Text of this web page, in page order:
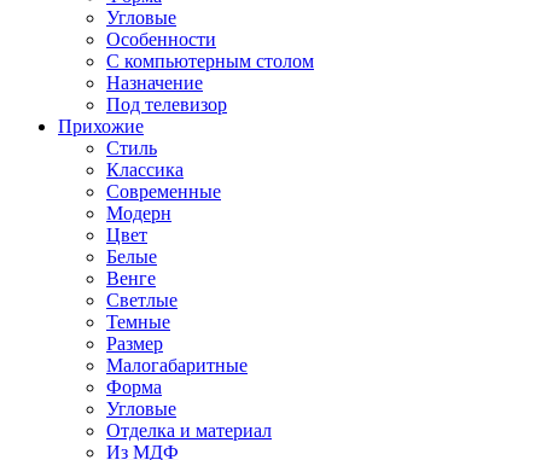
Угловые
Особенности
С компьютерным столом
Назначение
Под телевизор
Прихожие
Стиль
Классика
Современные
Модерн
Цвет
Белые
Венге
Светлые
Темные
Размер
Малогабаритные
Форма
Угловые
Отделка и материал
Из МДФ